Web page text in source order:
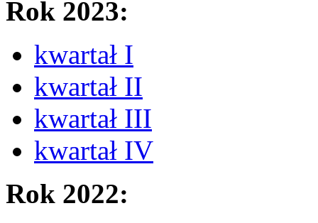
Rok 2023:
kwartał I
kwartał II
kwartał III
kwartał IV
Rok 2022: